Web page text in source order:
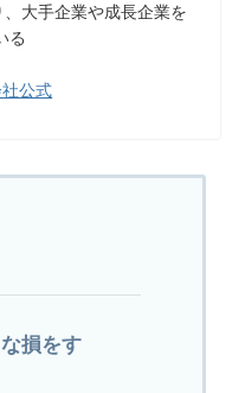
大手企業や成長企業を
る
公式
損をす